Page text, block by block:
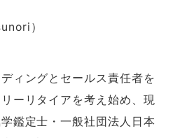
）
ィングとセールス責任者を
ーリタイアを考え始め、現
鑑定士・一般社団法人日本